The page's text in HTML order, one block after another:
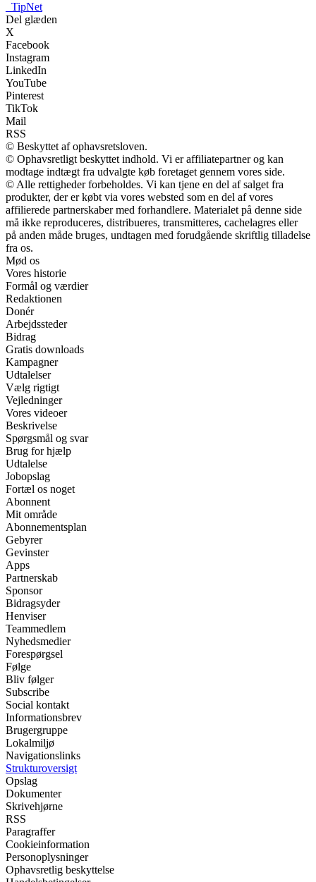
TipNet
Del glæden
X
Facebook
Instagram
LinkedIn
YouTube
Pinterest
TikTok
Mail
RSS
© Beskyttet af ophavsretsloven.
© Ophavsretligt beskyttet indhold. Vi er affiliatepartner og kan
modtage indtægt fra udvalgte køb foretaget gennem vores side.
© Alle rettigheder forbeholdes. Vi kan tjene en del af salget fra
produkter, der er købt via vores websted som en del af vores
affilierede partnerskaber med forhandlere. Materialet på denne side
må ikke reproduceres, distribueres, transmitteres, cachelagres eller
på anden måde bruges, undtagen med forudgående skriftlig tilladelse
fra os.
Mød os
Vores historie
Formål og værdier
Redaktionen
Donér
Arbejdssteder
Bidrag
Gratis downloads
Kampagner
Udtalelser
Vælg rigtigt
Vejledninger
Vores videoer
Beskrivelse
Spørgsmål og svar
Brug for hjælp
Udtalelse
Jobopslag
Fortæl os noget
Abonnent
Mit område
Abonnementsplan
Gebyrer
Gevinster
Apps
Partnerskab
Sponsor
Bidragsyder
Henviser
Teammedlem
Nyhedsmedier
Forespørgsel
Følge
Bliv følger
Subscribe
Social kontakt
Informationsbrev
Brugergruppe
Lokalmiljø
Navigationslinks
Strukturoversigt
Opslag
Dokumenter
Skrivehjørne
RSS
Paragraffer
Cookieinformation
Personoplysninger
Ophavsretlig beskyttelse